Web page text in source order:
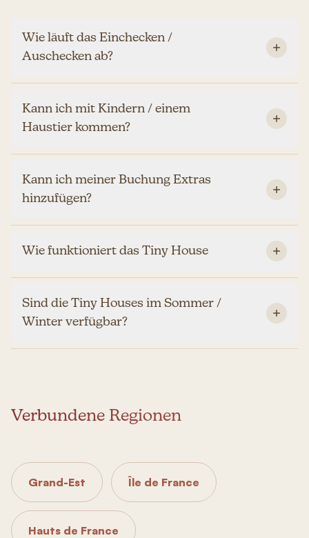
Wie läuft das Einchecken /
Auschecken ab?
Kann ich mit Kindern / einem
Haustier kommen?
Kann ich meiner Buchung Extras
hinzufügen?
Wie funktioniert das Tiny House
Sind die Tiny Houses im Sommer /
Winter verfügbar?
Verbundene Regionen
Grand-Est Île de France
Hauts de France